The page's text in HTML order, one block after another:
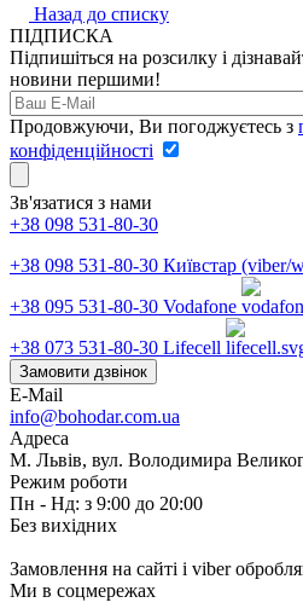
Назад до списку
ПІДПИСКА
Підпишіться на розсилку і
новини першими!
Продовжуючи, Ви погоджуєтесь з
конфіденційності
Зв'язатися з нами
+38 098 531-80-30
+38 098 531-80-30 Київстар (viber/
+38 095 531-80-30 Vodafone
+38 073 531-80-30 Lifecell
Замовити дзвінок
E-Mail
info@bohodar.com.ua
Адреса
М. Львів, вул. Володимира
Режим роботи
Пн - Нд: з 9:00 до 20:00
Без вихідних
Замовлення на сайті і viber
Ми в соцмережах